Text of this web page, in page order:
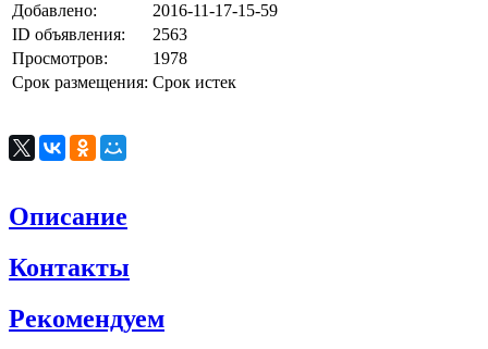
Добавлено:
2016-11-17-15-59
ID объявления:
2563
Просмотров:
1978
Срок размещения: Срок истек
Описание
Контакты
Рекомендуем